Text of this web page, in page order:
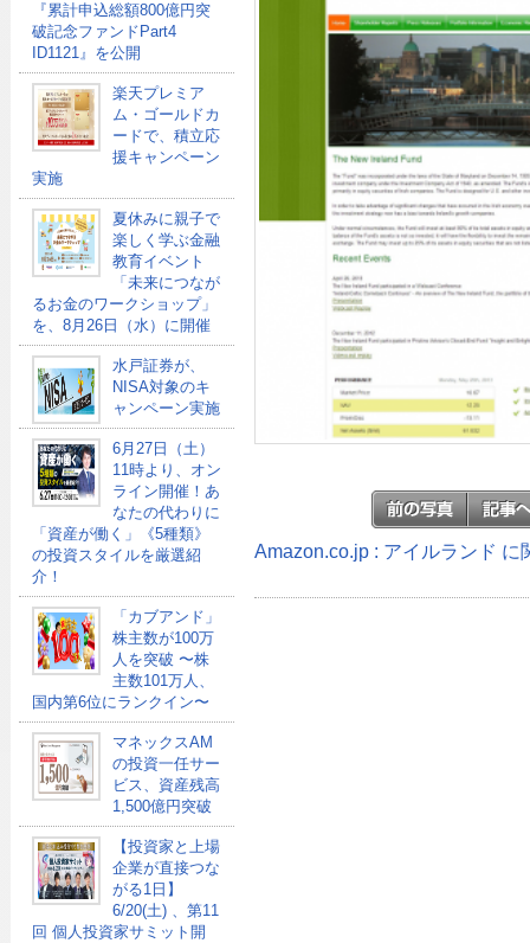
『累計申込総額800億円突
破記念ファンドPart4
ID1121』を公開
楽天プレミア
ム・ゴールドカ
ードで、積立応
援キャンペーン
実施
夏休みに親子で
楽しく学ぶ金融
教育イベント
「未来につなが
るお金のワークショップ」
を、8月26日（水）に開催
水戸証券が、
NISA対象のキ
ャンペーン実施
6月27日（土）
11時より、オン
ライン開催！あ
なたの代わりに
「資産が働く」《5種類》
の投資スタイルを厳選紹
介！
「カブアンド」
株主数が100万
人を突破 〜株
主数101万人、
国内第6位にランクイン〜
マネックスAM
の投資一任サー
ビス、資産残高
1,500億円突破
【投資家と上場
企業が直接つな
がる1日】
6/20(土) 、第11
回 個人投資家サミット開
Amazon.co.jp : アイルランド に